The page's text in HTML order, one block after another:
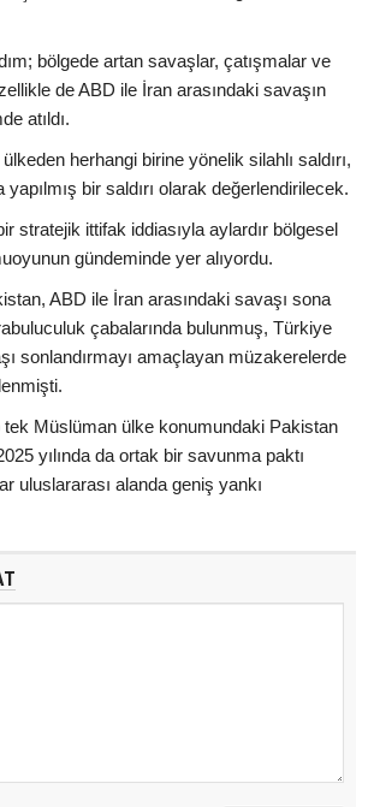
bölgede artan savaşlar, çatışmalar ve
de ABD ile İran arasındaki savaşın
atıldı.
herhangi birine yönelik silahlı saldırı,
bir saldırı olarak değerlendirilecek.
stratejik ittifak iddiasıyla aylardır bölgesel
gündeminde yer alıyordu.
ABD ile İran arasındaki savaşı sona
çabalarında bulunmuş, Türkiye
sonlandırmayı amaçlayan müzakerelerde
Müslüman ülke konumundaki Pakistan
yılında da ortak bir savunma paktı
uluslararası alanda geniş yankı